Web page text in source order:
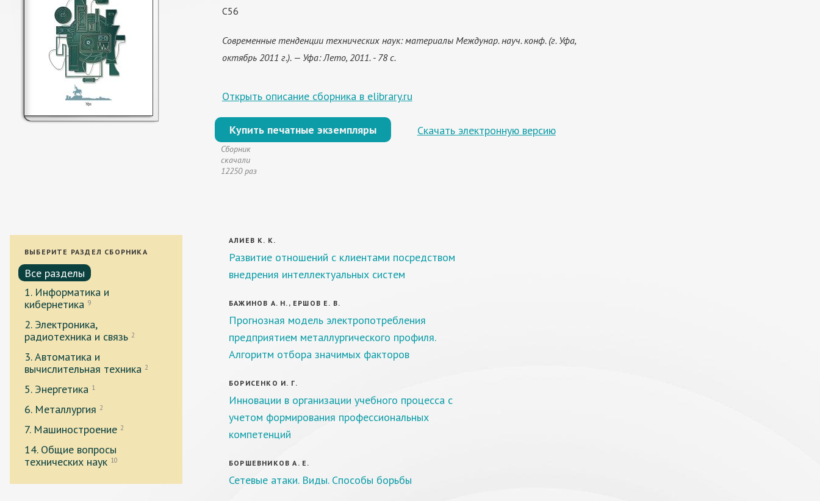
С56
Современные тенденции технических наук: материалы Междунар. науч. конф. (г. Уфа,
октябрь 2011 г.). — Уфа: Лето, 2011. - 78 с.
Открыть описание сборника в elibrary.ru
Купить печатные экземпляры Скачать электронную версию
Сборник
скачали
12250 раз
ВЫБЕРИТЕ РАЗДЕЛ СБОРНИКА
Все разделы
1. Информатика и
кибернетика 9
2. Электроника,
радиотехника и связь 2
3. Автоматика и
вычислительная техника 2
5. Энергетика 1
6. Металлургия 2
7. Машиностроение 2
14. Общие вопросы
технических наук 10
АЛИЕВ К. К.
Развитие отношений с клиентами посредством
внедрения интеллектуальных систем
БАЖИНОВ А. Н., ЕРШОВ Е. В.
Прогнозная модель электропотребления
предприятием металлургического профиля.
Алгоритм отбора значимых факторов
БОРИСЕНКО И. Г.
Инновации в организации учебного процесса с
учетом формирования профессиональных
компетенций
БОРШЕВНИКОВ А. Е.
Сетевые атаки. Виды. Способы борьбы